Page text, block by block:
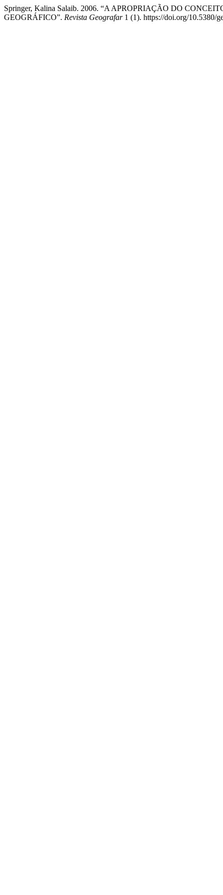
Springer, Kalina Salaib. 2006. “A APROPRIAÇÃO DO
GEOGRÁFICO”. Revista Geografar1 (1). https://doi.org/10.5380/